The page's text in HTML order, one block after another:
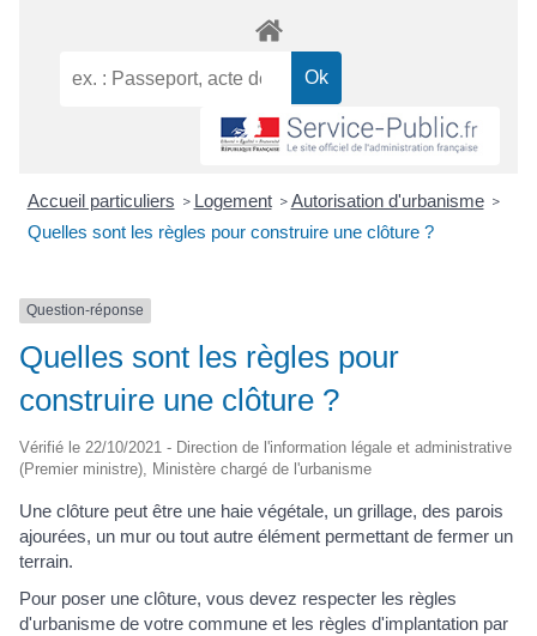
Accueil particuliers > Logement > Autorisation d'urbanisme >
Quelles sont les règles pour construire une clôture ?
Question-réponse
Quelles sont les règles pour
construire une clôture ?
Vérifié le 22/10/2021 - Direction de l'information légale et administrative
(Premier ministre), Ministère chargé de l'urbanisme
Une clôture peut être une haie végétale, un grillage, des parois
ajourées, un mur ou tout autre élément permettant de fermer un
terrain.
Pour poser une clôture, vous devez respecter les règles
d'urbanisme de votre commune et les règles d'implantation par